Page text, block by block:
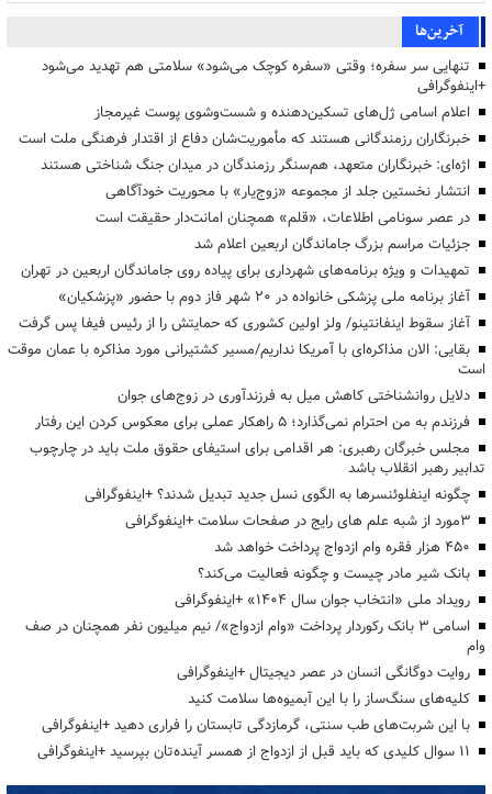
آخرین‌ها
تنهایی سر سفره؛ وقتی «سفره کوچک می‌شود» سلامتی هم تهدید می‌شود
+اینفوگرافی
اعلام اسامی ژل‌های تسکین‌دهنده و شست‌وشوی پوست غیرمجاز
خبرنگاران رزمندگانی هستند که مأموریت‌شان دفاع از اقتدار فرهنگی ملت است
اژه‌ای: خبرنگاران متعهد، هم‌سنگر رزمندگان در میدان جنگ شناختی هستند
انتشار نخستین جلد از مجموعه «زوج‌یار» با محوریت خودآگاهی
در عصر سونامی اطلاعات، «قلم» همچنان امانت‌دار حقیقت است
جزئیات مراسم بزرگ جاماندگان اربعین اعلام شد
تمهیدات و ویژه برنامه‌های شهرداری برای پیاده روی جاماندگان اربعین در تهران
آغاز برنامه ملی پزشکی خانواده در ۲۰ شهر فاز دوم با حضور «پزشکیان»
آغاز سقوط اینفانتینو/ ولز اولین کشوری که حمایتش را از رئیس فیفا پس گرفت
بقایی: الان مذاکره‌ای با آمریکا نداریم/مسیر کشتیرانی مورد مذاکره با عمان موقت
است
دلایل روانشناختی کاهش میل به فرزندآوری در زوج‌های جوان
فرزندم به من احترام نمی‌گذارد؛ ۵ راهکار عملی برای معکوس کردن این رفتار
مجلس خبرگان رهبری: هر اقدامی برای استیفای حقوق ملت باید در چارچوب
تدابیر رهبر انقلاب باشد
چگونه اینفلوئنسرها به الگوی نسل جدید تبدیل شدند؟ +اینفوگرافی
3مورد از شبه علم های رایج در صفحات سلامت +اینفوگرافی
۴۵۰ هزار فقره وام ازدواج پرداخت خواهد شد
بانک شیر مادر چیست و چگونه فعالیت می‌کند؟
رویداد ملی «انتخاب جوان سال ۱۴۰۴» +اینفوگرافی
اسامی ۳ بانک رکوردار پرداخت «وام ازدواج»/ نیم میلیون نفر همچنان در صف
وام
روایت دوگانگی انسان در عصر دیجیتال +اینفوگرافی
کلیه‌های سنگ‌ساز را با این آبمیوه‌ها سلامت کنید
با این شربت‌های طب سنتی، گرمازدگی تابستان را فراری دهید +اینفوگرافی
۱۱ سوال کلیدی که باید قبل از ازدواج از همسر آینده‌تان بپرسید +اینفوگرافی